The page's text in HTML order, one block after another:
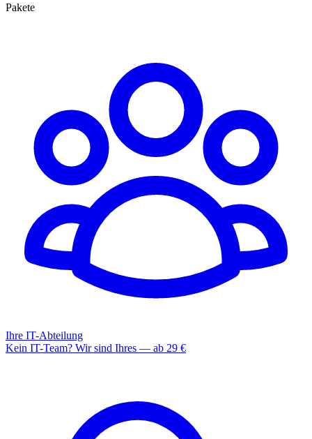
Pakete
Ihre IT-Abteilung
Kein IT-Team? Wir sind Ihres — ab 29 €